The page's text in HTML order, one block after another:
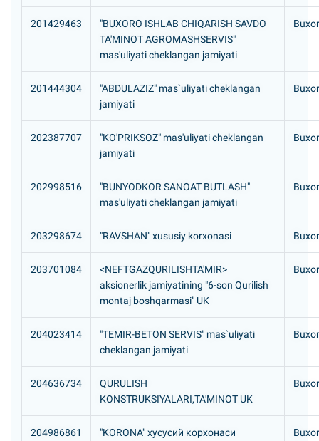
201429463
"BUXORO ISHLAB CHIQARISH SAVDO
TA'MINOT AGROMASHSERVIS"
mas'uliyati cheklangan jamiyati
201444304
"ABDULAZIZ" mas`uliyati cheklangan
jamiyati
202387707
"KO'PRIKSOZ" mas'uliyati cheklangan
jamiyati
202998516
"BUNYODKOR SANOAT BUTLASH"
mas'uliyati cheklangan jamiyati
203298674 "RAVSHAN" xususiy korxonasi
203701084
<NEFTGAZQURILISHTA'MIR>
aksionerlik jamiyatining "6-son Qurilish
montaj boshqarmasi" UK
204023414
"TEMIR-BETON SERVIS" mas`uliyati
cheklangan jamiyati
204636734
QURULISH
KONSTRUKSIYALARI,ТА'MINOT UK
204986861 "KORONA" хусусий корхонаси